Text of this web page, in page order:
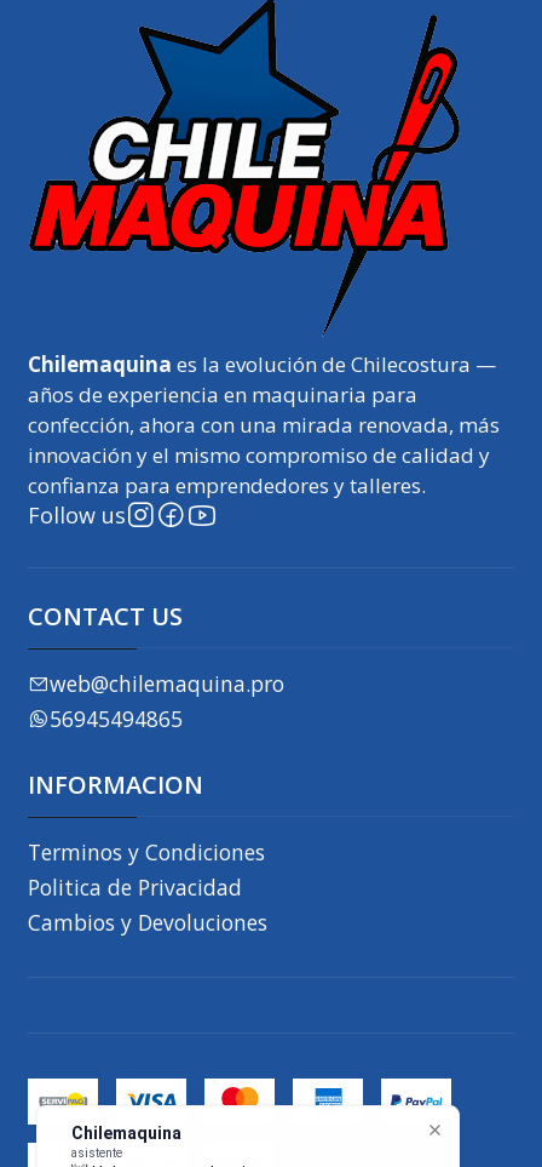
Chilemaquina
asistente
Chilemaquina es la evolución de Chilecostura —
años de experiencia en maquinaria para
confección, ahora con una mirada renovada, más
innovación y el mismo compromiso de calidad y
confianza para emprendedores y talleres.
Follow us
CONTACT US
web@chilemaquina.pro
56945494865
INFORMACION
Terminos y Condiciones
Politica de Privacidad
Cambios y Devoluciones